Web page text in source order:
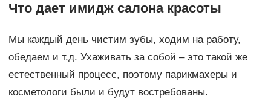
Что дает имидж салона красоты
Мы каждый день чистим зубы, ходим на работу,
обедаем и т.д. Ухаживать за собой – это такой же
естественный процесс, поэтому парикмахеры и
косметологи были и будут востребованы.